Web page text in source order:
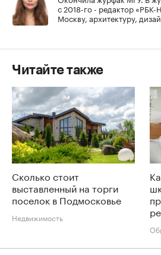
с 2018-го - редактор
Москву, архитектуру,
Читайте также
Сколько стоит
выставленный на торги
поселок в Подмосковье
Недвижимость